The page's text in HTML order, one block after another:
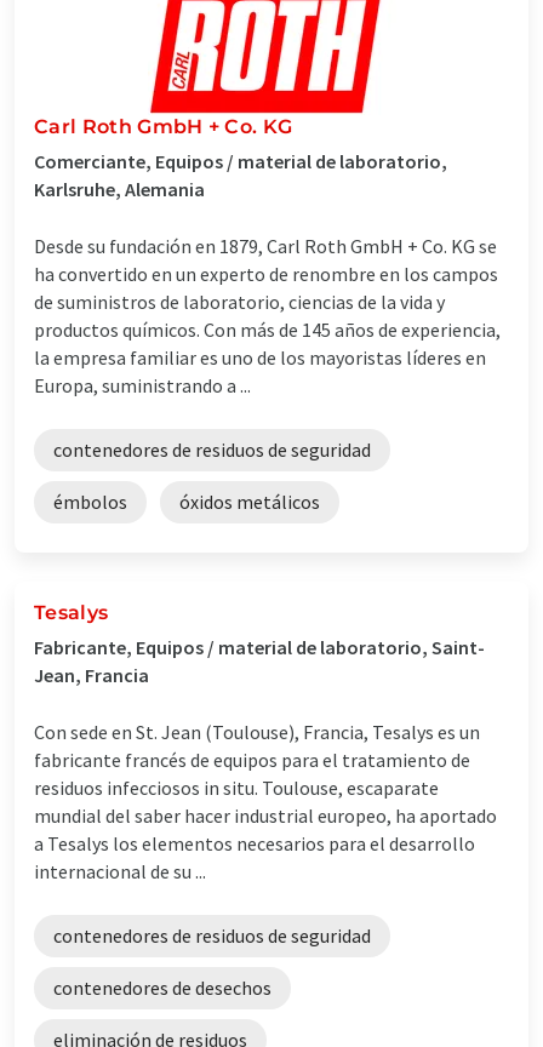
Carl Roth GmbH + Co. KG
Comerciante, Equipos / material de laboratorio,
Karlsruhe, Alemania
Desde su fundación en 1879, Carl Roth GmbH + Co. KG se
ha convertido en un experto de renombre en los campos
de suministros de laboratorio, ciencias de la vida y
productos químicos. Con más de 145 años de experiencia,
la empresa familiar es uno de los mayoristas líderes en
Europa, suministrando a ...
contenedores de residuos de seguridad
émbolos óxidos metálicos
Tesalys
Fabricante, Equipos / material de laboratorio, Saint-
Jean, Francia
Con sede en St. Jean (Toulouse), Francia, Tesalys es un
fabricante francés de equipos para el tratamiento de
residuos infecciosos in situ. Toulouse, escaparate
mundial del saber hacer industrial europeo, ha aportado
a Tesalys los elementos necesarios para el desarrollo
internacional de su ...
contenedores de residuos de seguridad
contenedores de desechos
eliminación de residuos